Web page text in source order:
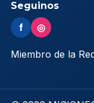
Seguinos
f ◎
Miembro de la